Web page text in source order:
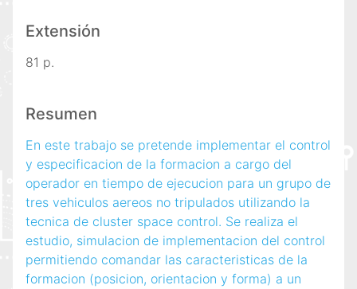
Extensión
81 p.
Resumen
En este trabajo se pretende implementar el control
y especificacion de la formacion a cargo del
operador en tiempo de ejecucion para un grupo de
tres vehiculos aereos no tripulados utilizando la
tecnica de cluster space control. Se realiza el
estudio, simulacion de implementacion del control
permitiendo comandar las caracteristicas de la
formacion (posicion, orientacion y forma) a un